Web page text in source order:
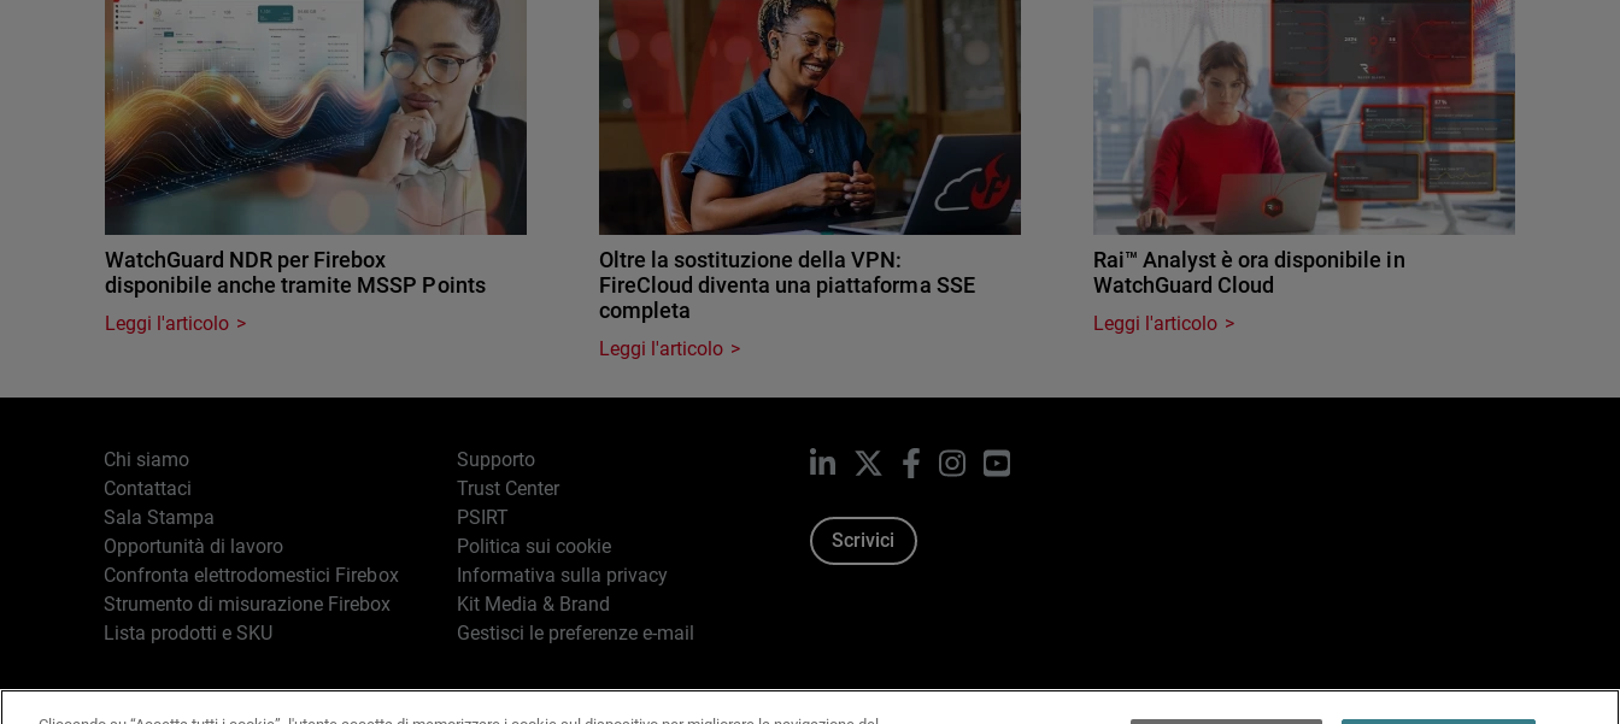
WatchGuard NDR per Firebox
disponibile anche tramite MSSP Points
Leggi l'articolo
Oltre la sostituzione della VPN:
FireCloud diventa una piattaforma SSE
completa
Leggi l'articolo
Rai™ Analyst è ora disponibile in
WatchGuard Cloud
Leggi l'articolo
Chi siamo
Contattaci
Sala Stampa
Opportunità di lavoro
Confronta elettrodomestici Firebox
Strumento di misurazione Firebox
Lista prodotti e SKU
Supporto
Trust Center
PSIRT
Politica sui cookie
Informativa sulla privacy
Kit Media & Brand
Gestisci le preferenze e-mail
LinkedIn Facebook
InstagramYouTube
Scrivici